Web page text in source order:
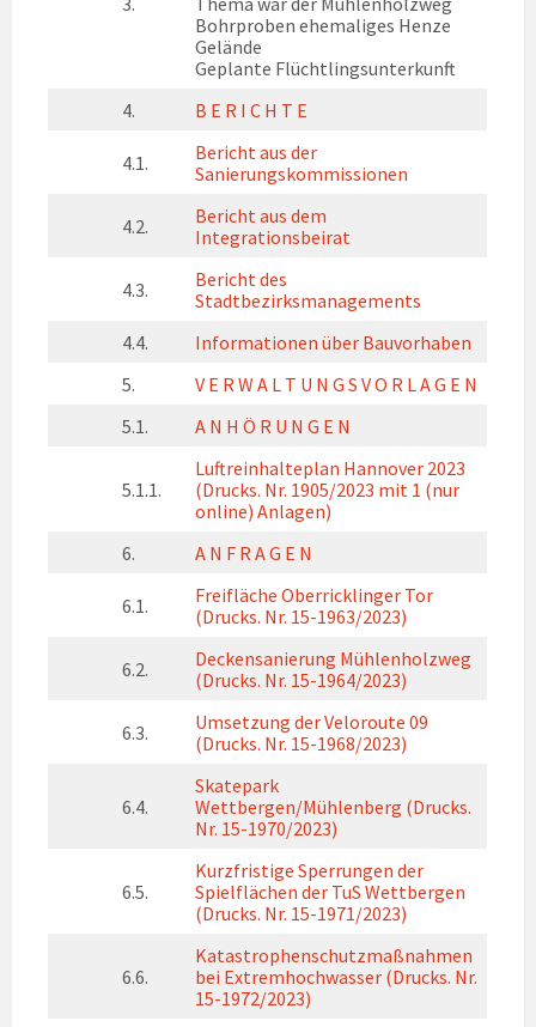
Bohrproben ehemaliges Henze
Gelände
Geplante Flüchtlingsunterkunft
4.
B E R I C H T E
4.1.
Bericht aus der
Sanierungskommissionen
4.2.
Bericht aus dem
Integrationsbeirat
4.3.
Bericht des
Stadtbezirksmanagements
4.4.
Informationen über Bauvorhaben
5.
V E R W A L T U N G S V O R L A G E N
5.1.
A N H Ö R U N G E N
5.1.1.
Luftreinhalteplan Hannover 2023
(Drucks. Nr. 1905/2023 mit 1 (nur
online) Anlagen)
6.
A N F R A G E N
6.1.
Freifläche Oberricklinger Tor
(Drucks. Nr. 15-1963/2023)
6.2.
Deckensanierung Mühlenholzweg
(Drucks. Nr. 15-1964/2023)
6.3.
Umsetzung der Veloroute 09
(Drucks. Nr. 15-1968/2023)
6.4.
Skatepark
Wettbergen/Mühlenberg (Drucks.
Nr. 15-1970/2023)
6.5.
Kurzfristige Sperrungen der
Spielflächen der TuS Wettbergen
(Drucks. Nr. 15-1971/2023)
6.6.
Katastrophenschutzmaßnahmen
bei Extremhochwasser (Drucks. Nr.
15-1972/2023)